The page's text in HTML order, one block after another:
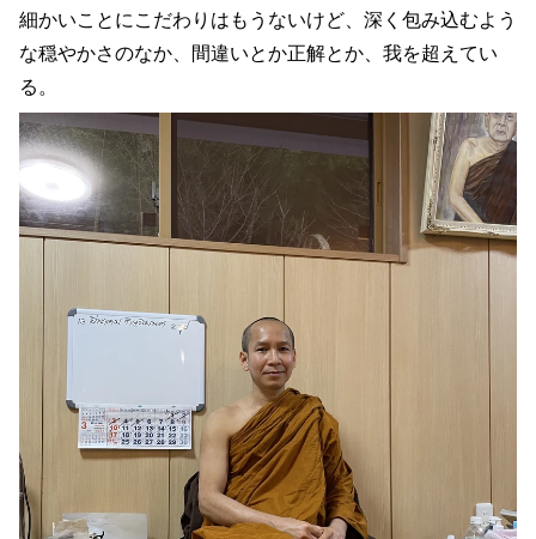
細かいことにこだわりはもうないけど、深く包み込むよう
な穏やかさのなか、間違いとか正解とか、我を超えてい
る。